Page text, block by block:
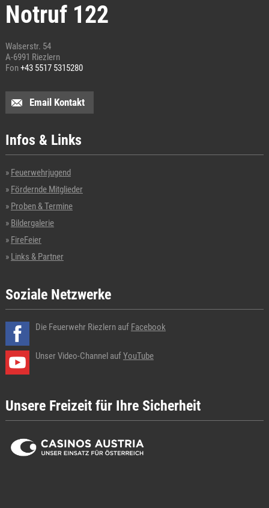
Notruf 122
Walserstr. 54
A-6991 Riezlern
Fon+43 5517 5315280
Email Kontakt
Infos & Links
Feuerwehrjugend
Fördernde Mitglieder
Proben & Termine
Bildergalerie
FireFeier
Links & Partner
Soziale Netzwerke
Die Feuerwehr Riezlern auf Facebook
Unser Video-Channel auf YouTube
Unsere Freizeit für Ihre Sicherheit